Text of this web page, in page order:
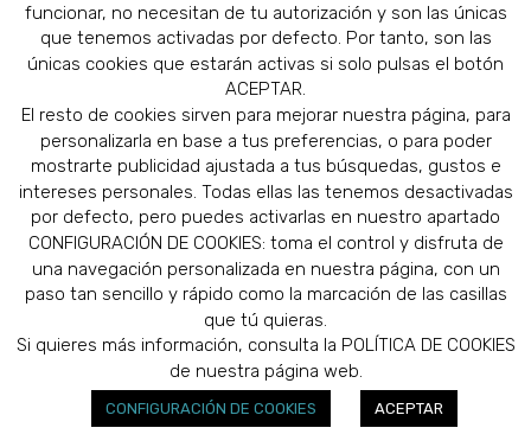
Flexible Core Series
funcionar, no necesitan de tu autorización y son las únicas
que tenemos activadas por defecto. Por tanto, son las
únicas cookies que estarán activas si solo pulsas el botón
ACEPTAR.
El resto de cookies sirven para mejorar nuestra página, para
personalizarla en base a tus preferencias, o para poder
mostrarte publicidad ajustada a tus búsquedas, gustos e
intereses personales. Todas ellas las tenemos desactivadas
por defecto, pero puedes activarlas en nuestro apartado
CONFIGURACIÓN DE COOKIES: toma el control y disfruta de
una navegación personalizada en nuestra página, con un
paso tan sencillo y rápido como la marcación de las casillas
que tú quieras.
Si quieres más información, consulta la POLÍTICA DE COOKIES
de nuestra página web.
CONFIGURACIÓN DE COOKIES ACEPTAR